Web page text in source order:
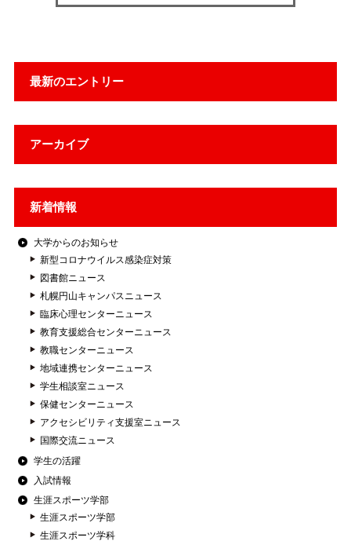
最新のエントリー
アーカイブ
新着情報
大学からのお知らせ
新型コロナウイルス感染症対策
図書館ニュース
札幌円山キャンパスニュース
臨床心理センターニュース
教育支援総合センターニュース
教職センターニュース
地域連携センターニュース
学生相談室ニュース
保健センターニュース
アクセシビリティ支援室ニュース
国際交流ニュース
学生の活躍
入試情報
生涯スポーツ学部
生涯スポーツ学部
生涯スポーツ学科